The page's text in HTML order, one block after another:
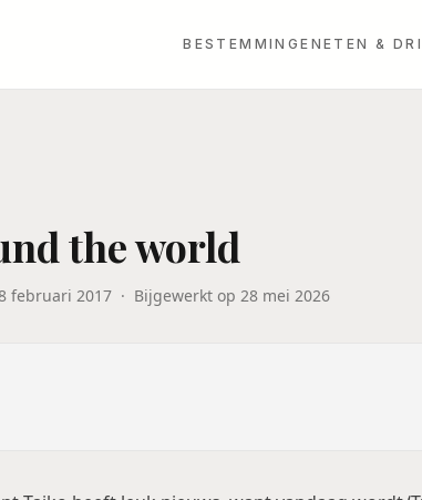
BESTEMMINGEN ETEN &
the world
februari 2017 · Bijgewerkt op 28 mei 2026